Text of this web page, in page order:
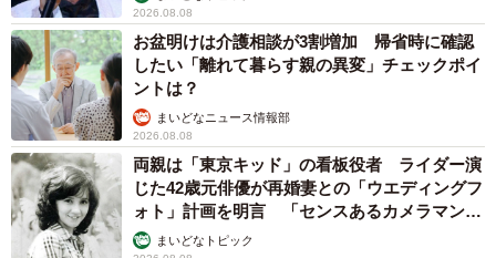
2026.08.08
お盆明けは介護相談が3割増加 帰省時に確認
したい「離れて暮らす親の異変」チェックポイ
ントは？
まいどなニュース情報部
2026.08.08
両親は「東京キッド」の看板役者 ライダー演
じた42歳元俳優が再婚妻との「ウエディングフ
ォト」計画を明言 「センスあるカメラマン求
む」まいどなトピック